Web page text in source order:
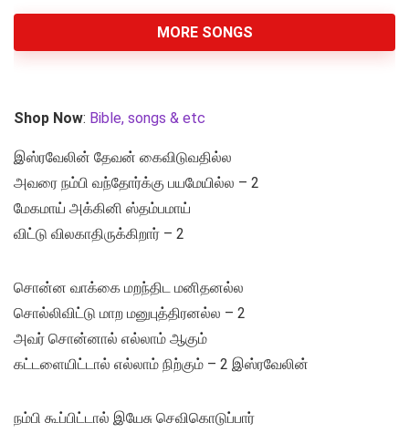
MORE SONGS
Shop Now: Bible, songs & etc
இஸ்ரவேலின் தேவன் கைவிடுவதில்ல
அவரை நம்பி வந்தோர்க்கு பயமேயில்ல – 2
மேகமாய் அக்கினி ஸ்தம்பமாய்
விட்டு விலகாதிருக்கிறார் – 2
சொன்ன வாக்கை மறந்திட மனிதனல்ல
சொல்லிவிட்டு மாற மனுபுத்திரனல்ல – 2
அவர் சொன்னால் எல்லாம் ஆகும்
கட்டளையிட்டால் எல்லாம் நிற்கும் – 2 இஸ்ரவேலின்
நம்பி கூப்பிட்டால் இயேசு செவிகொடுப்பார்